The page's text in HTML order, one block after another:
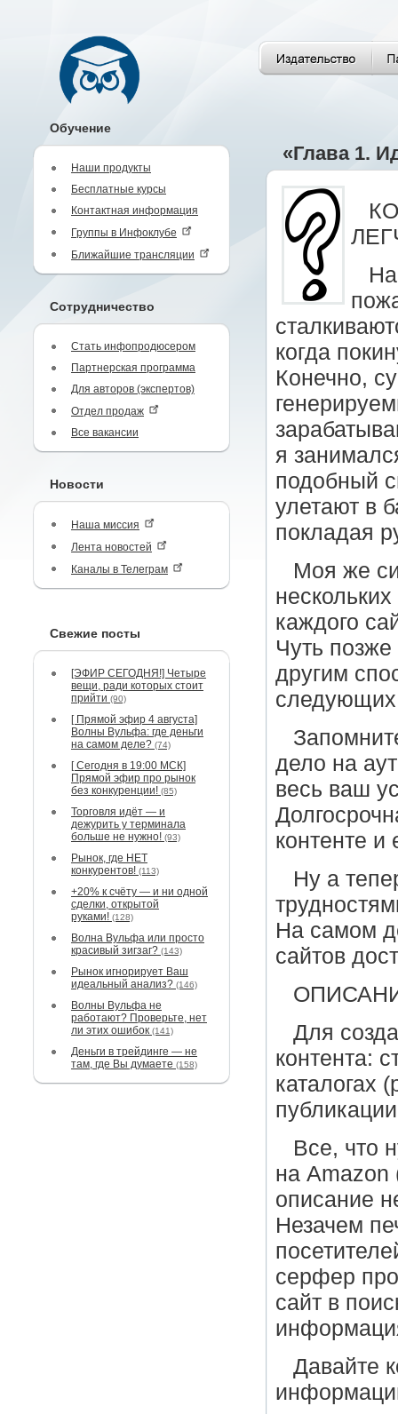
Обучение
Наши продукты
Бесплатные курсы
Контактная информация
Группы в Инфоклубе
Ближайшие трансляции
Сотрудничество
Стать инфопродюсером
Партнерская программа
Для авторов (экспертов)
Отдел продаж
Все вакансии
Новости
Наша миссия
Лента новостей
Каналы в Телеграм
Свежие посты
[ЭФИР СЕГОДНЯ!] Четыре
вещи, ради которых стоит
прийти (90)
[ Прямой эфир 4 августа]
Волны Вульфа: где деньги
на самом деле? (74)
[ Сегодня в 19:00 МСК]
Прямой эфир про рынок
без конкуренции! (85)
Торговля идёт — и
дежурить у терминала
больше не нужно! (93)
Рынок, где НЕТ
конкурентов! (113)
+20% к счёту — и ни одной
сделки, открытой
руками! (128)
Волна Вульфа или просто
красивый зигзаг? (143)
Рынок игнорирует Ваш
идеальный анализ? (146)
Волны Вульфа не
работают? Проверьте, нет
ли этих ошибок (141)
Деньги в трейдинге — не
там, где Вы думаете (158)
«Глава 1.
когда
Конечно,
я
подобный
улетают в
покладая
Моя же
каждого
Чуть позже
другим
следующих
дело на
весь ваш
контенте и
Ну а
На самом
сайтов
Для
контента:
каталогах
Все, что
на Amazon
описание
Незачем
серфер
сайт в
Давайте